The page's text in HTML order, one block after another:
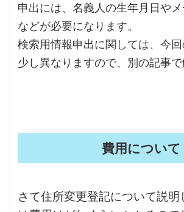
申出には、名義人の生年月日や
などが必要になります。
検索用情報申出に関しては、今
少し異なりますので、別の記事で
費用について
さて住所変更登記について説明